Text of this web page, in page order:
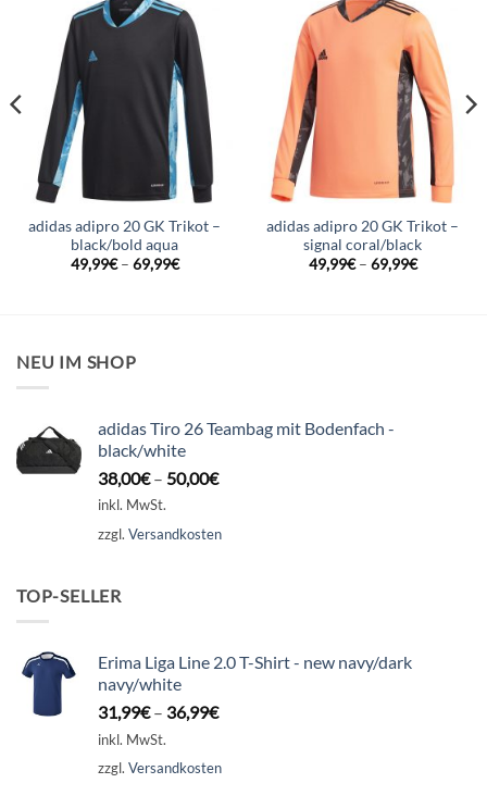
adidas adipro 20 GK Trikot –
black/bold aqua
49,99€– 69,99€
adidas adipro 20 GK Trikot –
signal coral/black
49,99€– 69,99€
NEU IM SHOP
adidas Tiro 26 Teambag mit Bodenfach -
black/white
38,00€– 50,00€
inkl. MwSt.
zzgl. Versandkosten
TOP-SELLER
Erima Liga Line 2.0 T-Shirt - new navy/dark
navy/white
31,99€– 36,99€
inkl. MwSt.
zzgl. Versandkosten